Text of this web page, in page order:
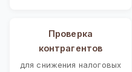
Проверка
контрагентов
для снижения налоговых